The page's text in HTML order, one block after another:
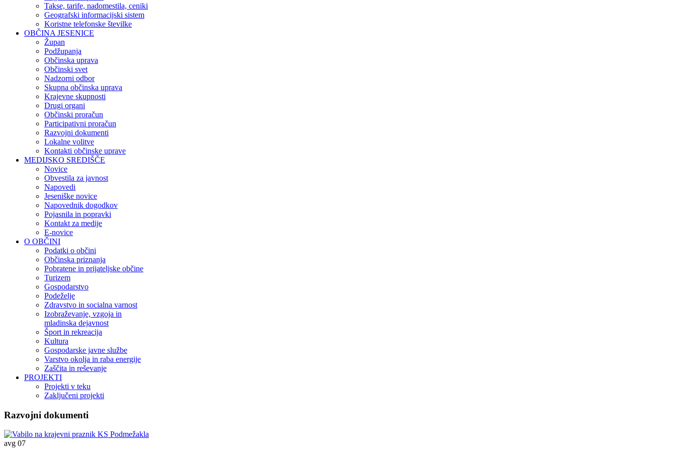
Takse, tarife, nadomestila, ceniki
Geografski informacijski sistem
Koristne telefonske številke
OBČINA JESENICE
Župan
Podžupanja
Občinska uprava
Občinski svet
Nadzorni odbor
Skupna občinska uprava
Krajevne skupnosti
Drugi organi
Občinski proračun
Participativni proračun
Razvojni dokumenti
Lokalne volitve
Kontakti občinske uprave
MEDIJSKO SREDIŠČE
Novice
Obvestila za javnost
Napovedi
Jeseniške novice
Napovednik dogodkov
Pojasnila in popravki
Kontakt za medije
E-novice
O OBČINI
Podatki o občini
Občinska priznanja
Pobratene in prijateljske občine
Turizem
Gospodarstvo
Podeželje
Zdravstvo in socialna varnost
Izobraževanje, vzgoja in
mladinska dejavnost
Šport in rekreacija
Kultura
Gospodarske javne službe
Varstvo okolja in raba energije
Zaščita in reševanje
PROJEKTI
Projekti v teku
Zaključeni projekti
Razvojni dokumenti
avg 07